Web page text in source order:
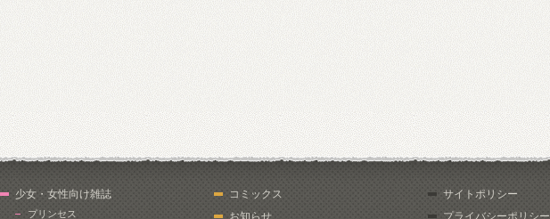
少女・女性向け雑誌
プリンセス
コミックス
お知らせ
サイトポリシー
プライバシーポリシー